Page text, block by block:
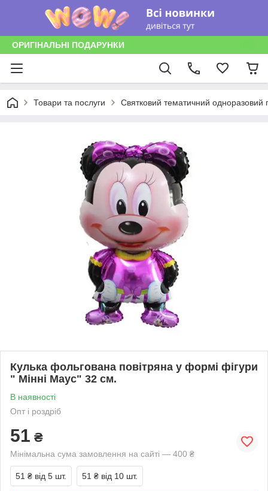
ОРИГІНАЛЬНІ ПОДАРУНКИ
Товари та послуги Святковий тематичний одноразовий
Кулька фольгована повітряна у формі фігури
" Мінні Маус" 32 см.
В наявності
Опт і роздріб
51 ₴
Мінімальна сума замовлення на сайті — 400 ₴
51 ₴ від 5 шт. 51 ₴ від 10 шт.